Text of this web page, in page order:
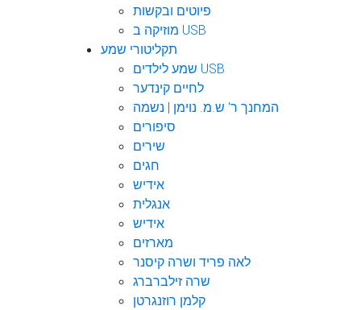
פיוטים ובקשות
מוזיקה ב USB
תקליטורי שמע
שמע לילדים USB
לחיים קינדער
המחנך ר' ש.מ. נוימן | נשמה
סיפורים
שירים
חגים
אידיש
אנגלית
אידיש
מארזים
לאה פריד ושרה קיסנר
שרה זילברברג
קלמן רוזנגרטן